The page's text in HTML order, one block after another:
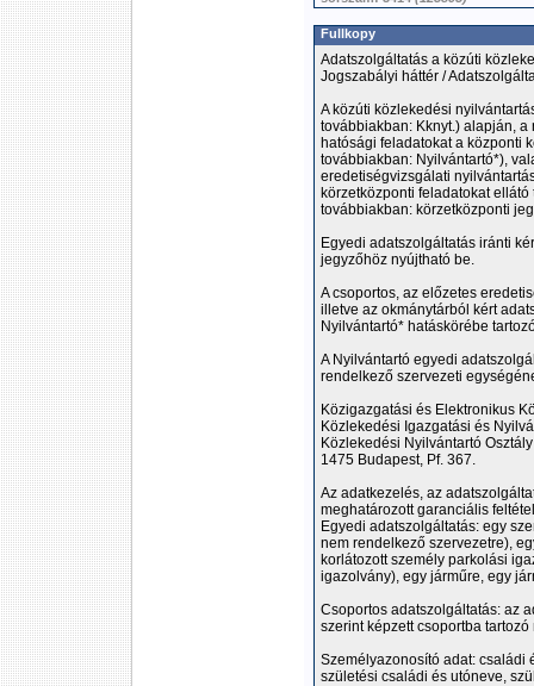
Fullkopy
Adatszolgáltatás a közúti
Jogszabályi háttér /
A közúti közlekedési
továbbiakban: Kknyt.) alapján,
hatósági feladatokat a központi
továbbiakban: Nyilvántartó*),
eredetiségvizsgálati
körzetközponti feladatokat
továbbiakban: körzetközponti
Egyedi adatszolgáltatás iránti
jegyzőhöz nyújtható be.
A csoportos, az előzetes
illetve az okmánytárból kért
Nyilvántartó* hatáskörébe
A Nyilvántartó egyedi
rendelkező szervezeti
Közigazgatási és Elektronikus
Közlekedési Igazgatási és
Közlekedési Nyilvántartó Osztály
1475 Budapest, Pf. 367.
Az adatkezelés, az
meghatározott garanciális
Egyedi adatszolgáltatás: egy
nem rendelkező szervezetre),
korlátozott személy parkolási
igazolvány), egy járműre, egy
Csoportos adatszolgáltatás: az
szerint képzett csoportba
Személyazonosító adat: családi
születési családi és utóneve,